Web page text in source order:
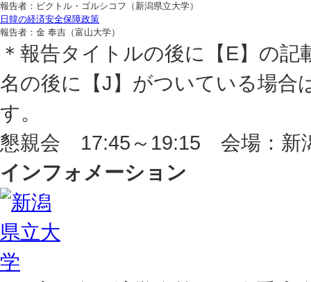
報告者：ビクトル・ゴルシコフ（新潟県立大学）
日韓の経済安全保障政策
報告者：金 奉吉（富山大学）
＊報告タイトルの後に【E】の
名の後に【J】がついている場合
す。
懇親会 17:45～19:15 会場：新
インフォメーション